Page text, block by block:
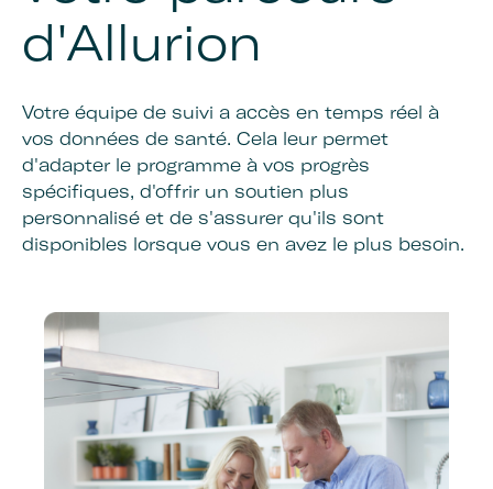
d'Allurion
Votre équipe de suivi a accès en temps réel à
vos données de santé. Cela leur permet
d'adapter le programme à vos progrès
spécifiques, d'offrir un soutien plus
personnalisé et de s'assurer qu'ils sont
disponibles lorsque vous en avez le plus besoin.